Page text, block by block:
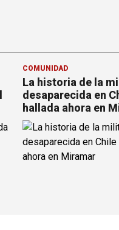
COMUNIDAD
La historia de la
desaparecida en
hallada ahora en